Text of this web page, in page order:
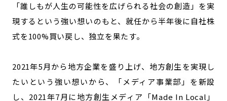
「誰しもが人生の可能性を広げられる社会の創造」を実
現するという強い想いのもと、就任から半年後に自社株
式を100%買い戻し、独立を果たす。
2021年5月から地方企業を盛り上げ、地方創生を実現し
たいという強い想いから、「メディア事業部」を新設
し、2021年7月に地方創生メディア「Made In Local」